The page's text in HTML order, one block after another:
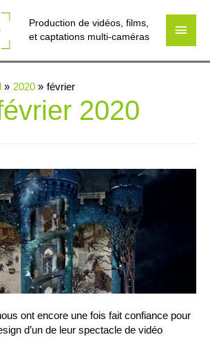
Production de vidéos, films,
et captations multi-caméras
Menu
2020 février
2020
ont encore une fois fait confiance pour
d’un de leur spectacle de vidéo